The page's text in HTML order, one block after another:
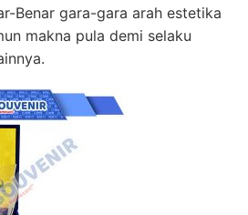
Benar gara-gara arah estetika
makna pula demi selaku